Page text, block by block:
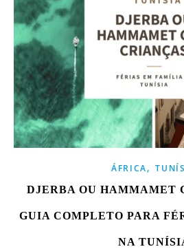
ÁFRICA,
DJERBA OU HAMMAMET
GUIA COMPLETO PARA
NA